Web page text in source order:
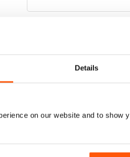
Details
on our website and to show
FIBROMYALGIA
Totally awesome magazine